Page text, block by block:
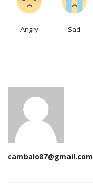
Angry Sad
cambalo87@gmail.com